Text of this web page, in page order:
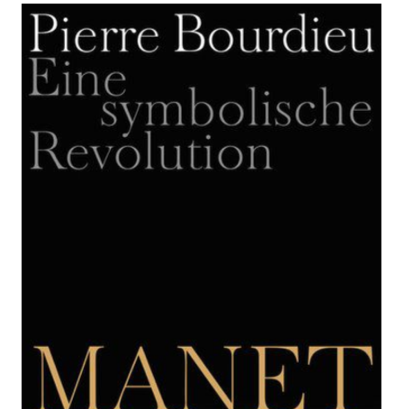
Manet
Zur Wunschliste hinzufügen
Eine symbolische Revolution
Bibliografische Daten